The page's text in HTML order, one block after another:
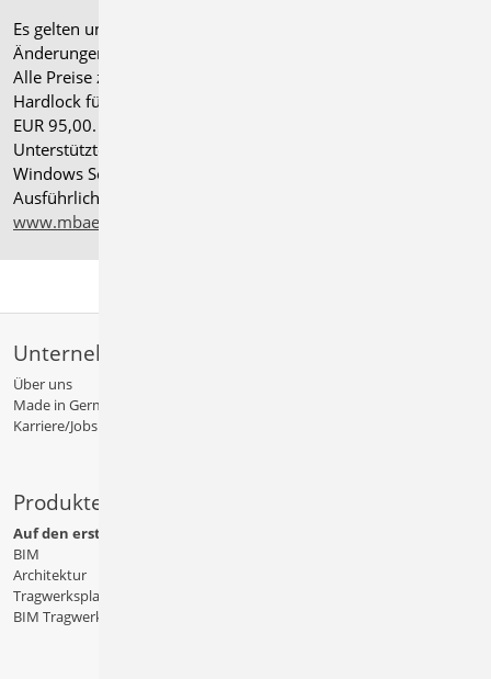
Es gelten unsere
Änderungen und Irrtümer vorbehalten.
Alle Preise zzgl. Versandkosten und gesetzlicher MwSt.
Hardlock für Einzelplatzlizenz, je Arbeitsplatz erforderlich
EUR 95,00. Folgelizenz-/Netzwerkbedingungen auf Anfrage.
Unterstützte Betriebssysteme: Windows
Windows Server 2025 mit Windows Terminal Server.
Ausführliche Informationen auf
www.mbaec.de/service/systemvoraussetzungen
Unternehmen
Über uns
Made in Germany
Karriere/Jobs
Produkte
Auf den ersten Blick
BIM
Architektur
Tragwerksplanung
BIM Tragwerksplanung